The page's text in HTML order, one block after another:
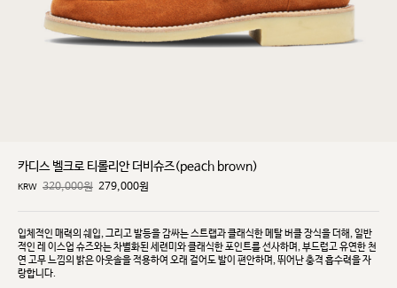
카디스 벨크로 티롤리안 더비슈즈(peach brown)
KRW 320,000원 279,000원
입체적인 매력의 쉐입, 그리고 발등을 감싸는 스트랩과 클래식한 메탈 버클 장식을 더해, 일반
적인 레 이스업 슈즈와는 차별화된 세련미와 클래식한 포인트를 선사하며, 부드럽고 유연한 천
연 고무 느낌의 밝은 아웃솔을 적용하여 오래 걸어도 발이 편안하며, 뛰어난 충격 흡수력을 자
랑합니다.